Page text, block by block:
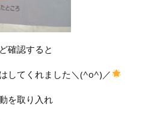
確認すると
してくれました＼(^o^)／
を取り入れ